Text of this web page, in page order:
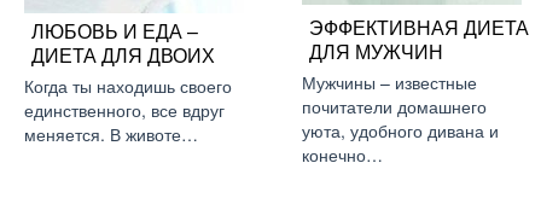
ЛЮБОВЬ И ЕДА –
ДИЕТА ДЛЯ ДВОИХ
Когда ты находишь своего
единственного, все вдруг
меняется. В животе…
ЭФФЕКТИВНАЯ ДИЕТА
ДЛЯ МУЖЧИН
Мужчины – известные
почитатели домашнего
уюта, удобного дивана и
конечно…